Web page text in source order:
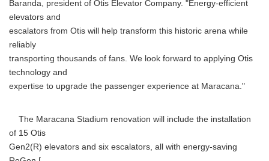
Baranda, president of Otis Elevator Company. "Energy-efficient
elevators and
escalators from Otis will help transform this historic arena while
reliably
transporting thousands of fans. We look forward to applying Otis
technology and
expertise to upgrade the passenger experience at Maracana."
The Maracana Stadium renovation will include the installation
of 15 Otis
Gen2(R) elevators and six escalators, all with energy-saving